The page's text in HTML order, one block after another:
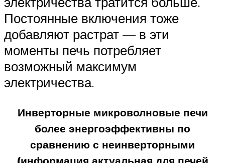
Постоянные включения тоже
добавляют растрат — в эти
моменты печь потребляет
возможный максимум
электричества.
Инверторные микроволновые печи
более энергоэффективны по
сравнению с неинверторными